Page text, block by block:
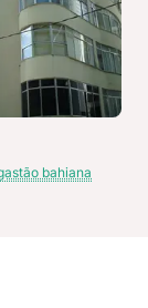
bahiana